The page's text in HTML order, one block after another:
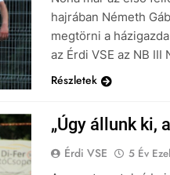
hajrában Németh
megtörni a
az Érdi VSE az NB
Részletek
„Úgy állunk ki,
Érdi VSE 5 Év